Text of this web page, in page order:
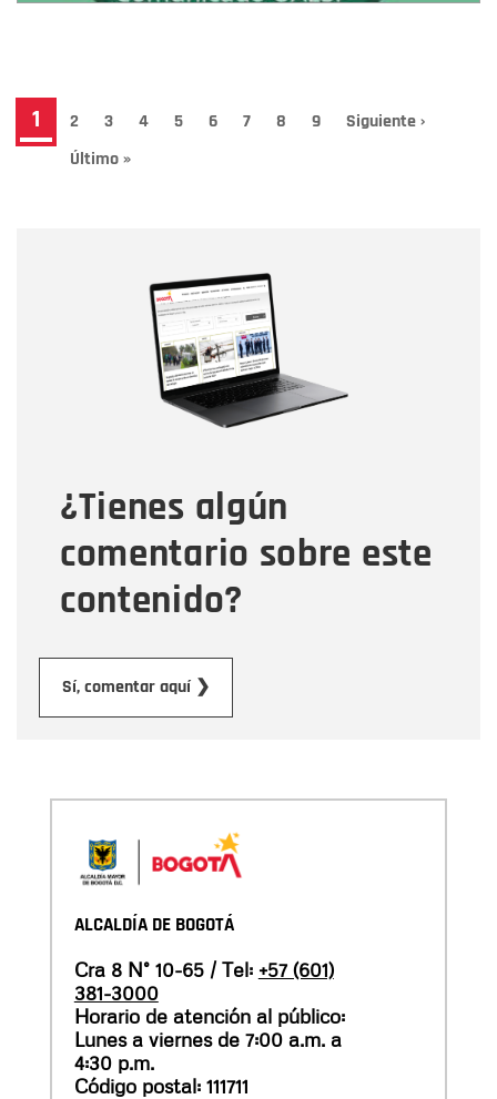
Paginación
Página
actual
1 Page
2 Page
3 Page
4 Page
5 Page
6 Page
7 Page
8 Page
9
Siguiente
Siguiente ›
Última
Último »
¿Tienes algún
comentario sobre este
contenido?
Sí, comentar aquí ❯
Correo electrónico
Tipo de comentario
Mensaje
ALCALDÍA DE BOGOTÁ
Cra 8 N° 10-65 / Tel: +57 (601)
381-3000
Horario de atención al público:
Lunes a viernes de 7:00 a.m. a
4:30 p.m.
Código postal: 111711